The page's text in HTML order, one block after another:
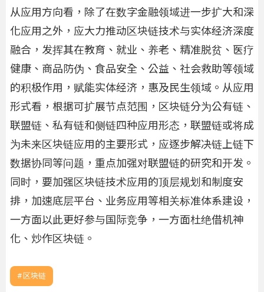
从应用方向看，除了在数字金融领域进一步扩大和深
化应用之外，应大力推动区块链技术与实体经济深度
融合，发挥其在教育、就业、养老、精准脱贫、医疗
健康、商品防伪、食品安全、公益、社会救助等领域
的积极作用，赋能实体经济，惠及民生领域。从应用
形式看，根据可扩展节点范围，区块链分为公有链、
联盟链、私有链和侧链四种应用形态，联盟链或将成
为未来区块链应用的主要形式，应逐步解决链上链下
数据协同等问题，重点加强对联盟链的研究和开发。
同时，要加强区块链技术应用的顶层规划和制度安
排，加速底层平台、业务应用等相关标准体系建设，
一方面以此更好参与国际竞争，一方面杜绝借机神
化、炒作区块链。
区块链